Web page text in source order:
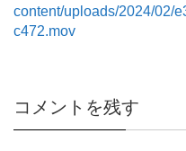
content/uploads/2024/02/
c472.mov
コメントを残す